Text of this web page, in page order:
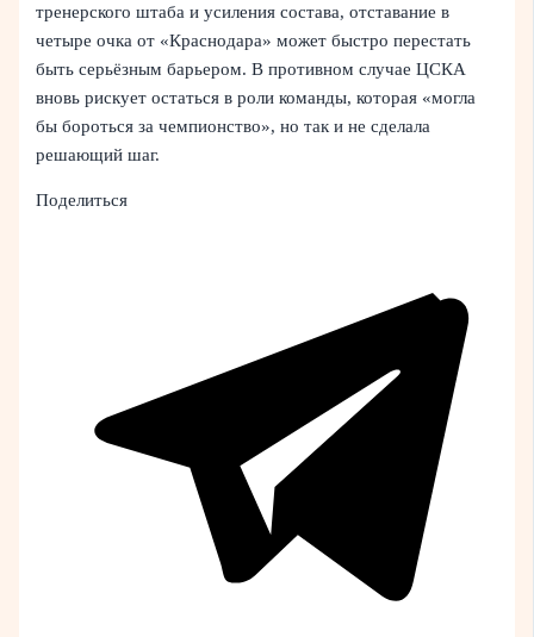
тренерского штаба и усиления состава, отставание в
четыре очка от «Краснодара» может быстро перестать
быть серьёзным барьером. В противном случае ЦСКА
вновь рискует остаться в роли команды, которая «могла
бы бороться за чемпионство», но так и не сделала
решающий шаг.
Поделиться